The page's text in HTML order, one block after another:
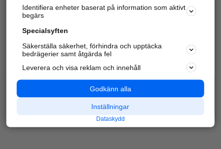
information om företag, privatpersoner och
platser.
Identifiera enheter baserat på information som aktivt
begärs
Specialsyften
Säkerställa säkerhet, förhindra och upptäcka
bedrägerier samt åtgärda fel
Leverera och visa reklam och innehåll
Godkänn alla
Inställningar
Dataskydd